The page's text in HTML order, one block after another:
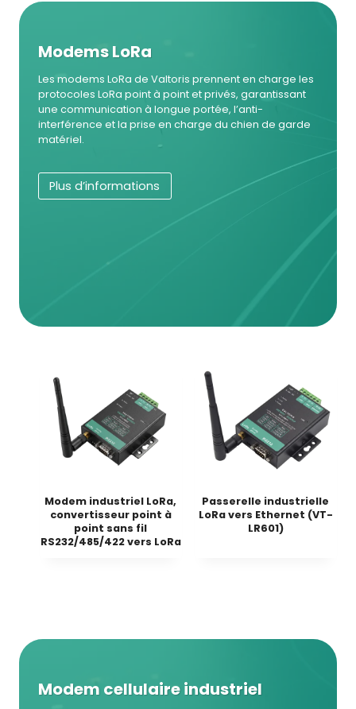
Modems LoRa
Les modems LoRa de Valtoris prennent en charge les
protocoles LoRa point à point et privés, garantissant
une communication à longue portée, l’anti-
interférence et la prise en charge du chien de garde
matériel.
Plus d’informations
Modem industriel LoRa,
convertisseur point à
point sans fil
RS232/485/422 vers LoRa
Passerelle industrielle
LoRa vers Ethernet (VT-
LR601)
Modem cellulaire industriel